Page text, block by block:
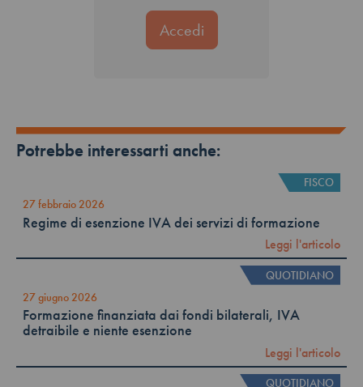
Potrebbe interessarti anche:
FISCO
27 febbraio 2026
Regime di esenzione IVA dei servizi di formazione
Leggi l'articolo
QUOTIDIANO
27 giugno 2026
Formazione finanziata dai fondi bilaterali, IVA
detraibile e niente esenzione
Leggi l'articolo
QUOTIDIANO